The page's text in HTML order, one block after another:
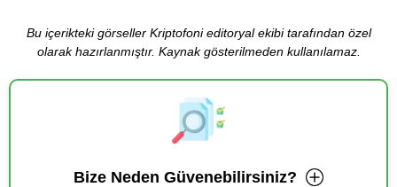
Bu içerikteki görseller Kriptofoni editoryal ekibi tarafından özel
olarak hazırlanmıştır. Kaynak gösterilmeden kullanılamaz.
Bize Neden Güvenebilirsiniz?